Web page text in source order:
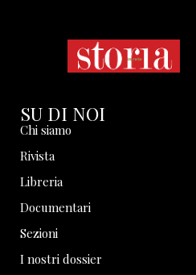
SU DI NOI
Chi siamo
Rivista
Libreria
Documentari
Sezioni
I nostri dossier